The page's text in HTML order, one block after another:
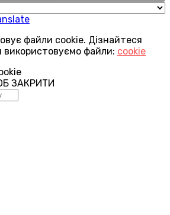
файли cookie. Дізнайтеся
використовуємо файли: cookie
ЗАКРИТИ